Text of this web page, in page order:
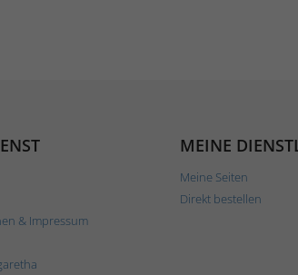
& Impressum
MEINE
Meine Seiten
Direkt bestellen